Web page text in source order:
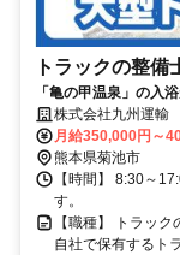
トラックの整備
「亀の甲温泉」の入
あり・車通勤可能！
株式会社九州運輸
月給350,000円～
熊本県菊池市
【時間】 8:30～
す。
【職種】 トラッ
自社で保有するト